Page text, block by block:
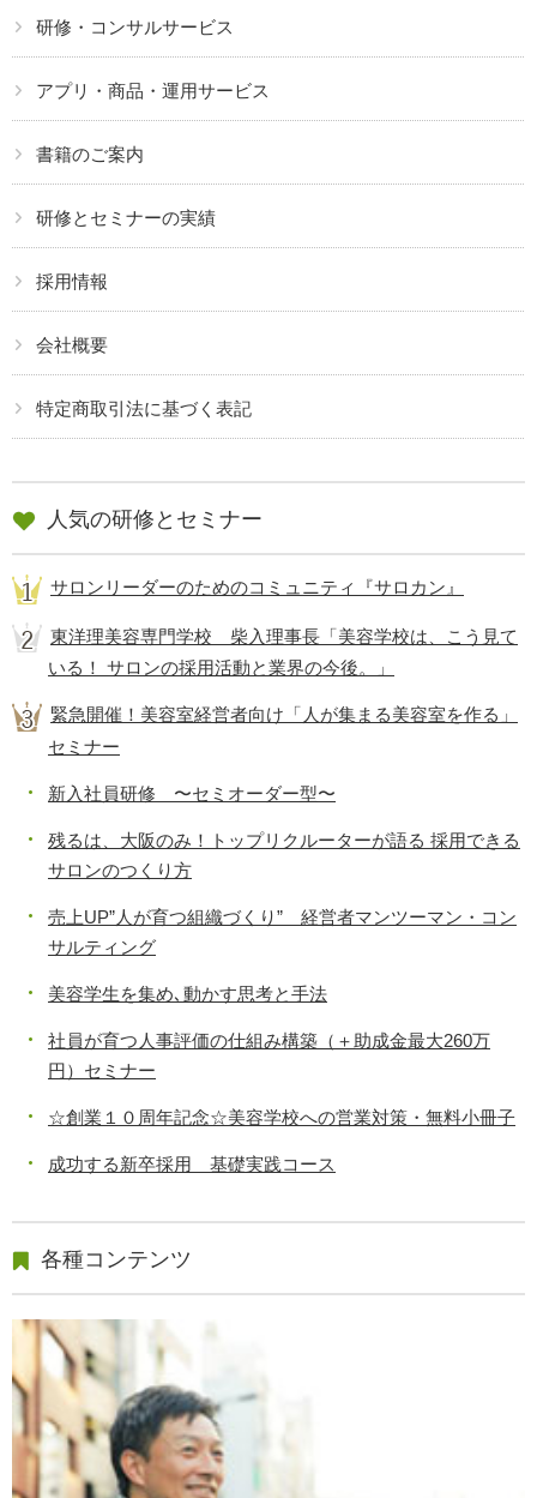
研修・コンサルサービス
アプリ・商品・運用サービス
書籍のご案内
研修とセミナーの実績
採用情報
会社概要
特定商取引法に基づく表記
人気の研修とセミナー
サロンリーダーのためのコミュニティ『サロカン』
東洋理美容専門学校 柴入理事長「美容学校は、こう見て
いる！ サロンの採用活動と業界の今後。」
緊急開催！美容室経営者向け「人が集まる美容室を作る」
セミナー
新入社員研修 〜セミオーダー型〜
残るは、大阪のみ！トップリクルーターが語る 採用できる
サロンのつくり方
売上UP”人が育つ組織づくり” 経営者マンツーマン・コン
サルティング
美容学生を集め､動かす思考と手法
社員が育つ人事評価の仕組み構築（＋助成金最大260万
円）セミナー
☆創業１０周年記念☆美容学校への営業対策・無料小冊子
成功する新卒採用 基礎実践コース
各種コンテンツ